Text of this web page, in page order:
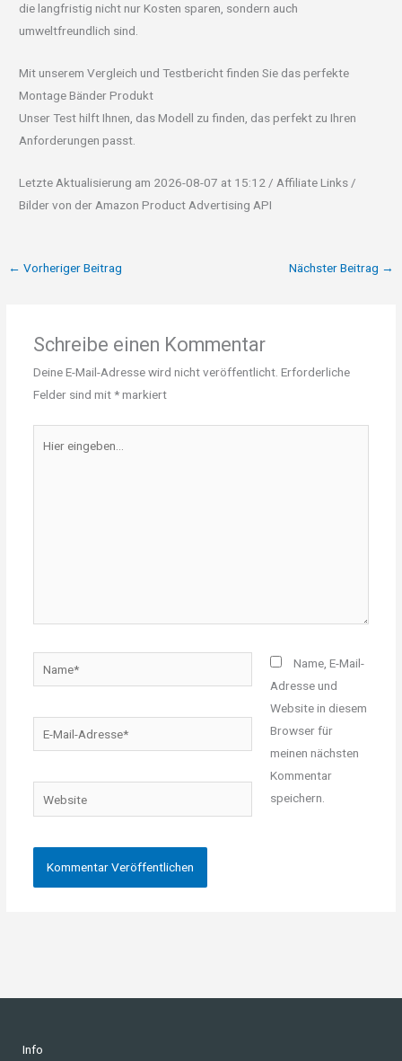
die langfristig nicht nur Kosten sparen, sondern auch
umweltfreundlich sind.
Mit unserem Vergleich und Testbericht finden Sie das perfekte
Montage Bänder Produkt
Unser Test hilft Ihnen, das Modell zu finden, das perfekt zu Ihren
Anforderungen passt.
Letzte Aktualisierung am 2026-08-07 at 15:12 / Affiliate Links /
Bilder von der Amazon Product Advertising API
← Vorheriger Beitrag Nächster Beitrag →
Schreibe einen Kommentar
Deine E-Mail-Adresse wird nicht veröffentlicht. Erforderliche
Felder sind mit*markiert
eingeben…
Mail-
Website
Name, E-Mail-
Adresse und
Website in diesem
Browser für
meinen nächsten
Kommentar
speichern.
Info